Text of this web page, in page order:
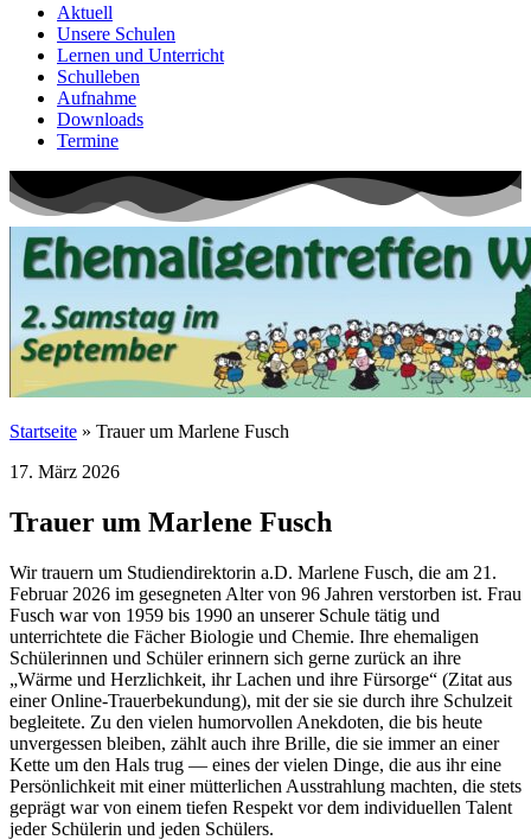
Aktuell
Unsere Schulen
Lernen und Unterricht
Schulleben
Aufnahme
Downloads
Termine
Startseite » Trauer um Marlene Fusch
17. März 2026
Trauer um Marlene Fusch
Wir trauern um Studiendirektorin a.D. Marlene Fusch, die am 21.
Februar 2026 im gesegneten Alter von 96 Jahren verstorben ist. Frau
Fusch war von 1959 bis 1990 an unserer Schule tätig und
unterrichtete die Fächer Biologie und Chemie. Ihre ehemaligen
Schülerinnen und Schüler erinnern sich gerne zurück an ihre
„Wärme und Herzlichkeit, ihr Lachen und ihre Fürsorge“ (Zitat aus
einer Online-Trauerbekundung), mit der sie sie durch ihre Schulzeit
begleitete. Zu den vielen humorvollen Anekdoten, die bis heute
unvergessen bleiben, zählt auch ihre Brille, die sie immer an einer
Kette um den Hals trug — eines der vielen Dinge, die aus ihr eine
Persönlichkeit mit einer mütterlichen Ausstrahlung machten, die stets
geprägt war von einem tiefen Respekt vor dem individuellen Talent
jeder Schülerin und jeden Schülers.